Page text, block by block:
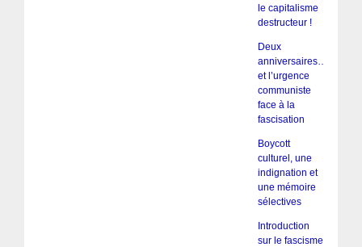
le capitalisme
destructeur !
Deux
anniversaires…
et l’urgence
communiste
face à la
fascisation
Boycott
culturel, une
indignation et
une mémoire
sélectives
Introduction
sur le fascisme